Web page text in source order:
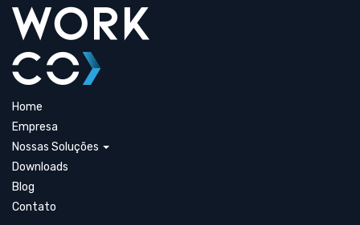
Home
Empresa
Nossas Soluções
Downloads
Blog
Contato